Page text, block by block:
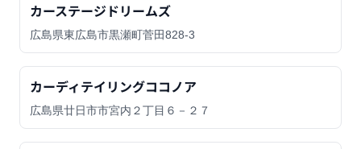
カーステージドリームズ
広島県東広島市黒瀬町菅田828-3
カーディテイリングココノア
広島県廿日市市宮内２丁目６－２７